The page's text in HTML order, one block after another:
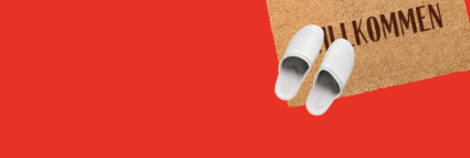
Menschen weiterhin
selbstbestimmt in
eigenen vier Wänden
leben. Dabei
wir alle pflegerischen